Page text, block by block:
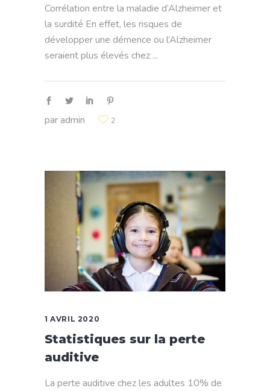
Corrélation entre la maladie d’Alzheimer et
la surdité En effet, les risques de
développer une démence ou l’Alzheimer
seraient plus élevés chez
paradmin 2
1 AVRIL 2020
Statistiques sur la perte
auditive
La perte auditive chez les adultes 10% de